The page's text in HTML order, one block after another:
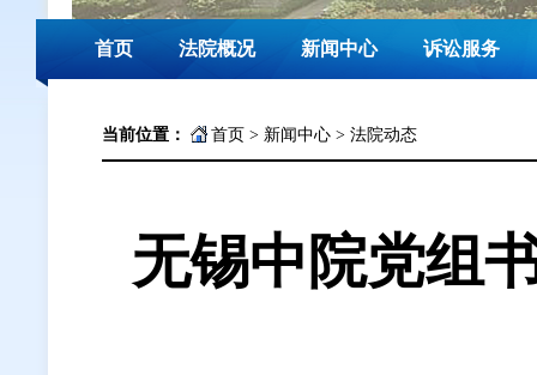
首页 法院概况 新闻中心 诉讼服务
当前位置： 首页 > 新闻中心 > 法院动态
无锡中院党组